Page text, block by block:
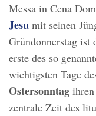
Messa in Cena
Jesu mit seinen
Gründonnerstag ist
erste des so
wichtigsten Tage
Ostersonntag
zentrale Zeit des